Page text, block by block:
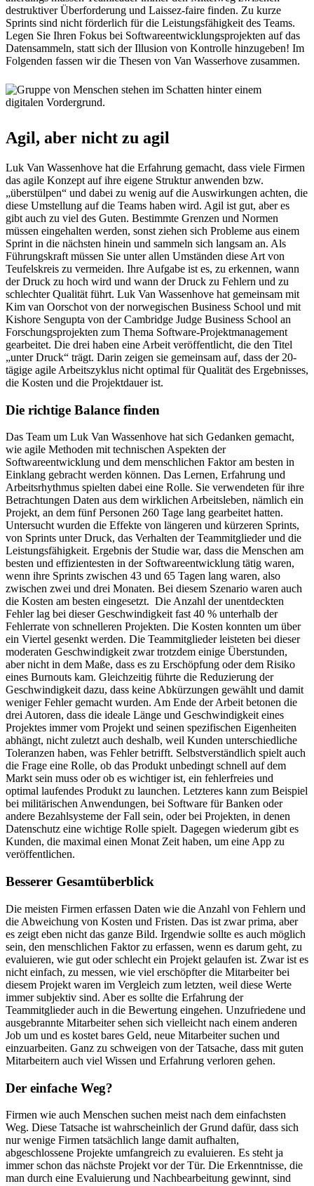
destruktiver Überforderung und Laissez-faire finden. Zu kurze
Sprints sind nicht förderlich für die Leistungsfähigkeit des Teams.
Legen Sie Ihren Fokus bei Softwareentwicklungsprojekten auf das
Datensammeln, statt sich der Illusion von Kontrolle hinzugeben! Im
Folgenden fassen wir die Thesen von Van Wasserhove zusammen.
Agil, aber nicht zu agil
Luk Van Wassenhove hat die Erfahrung gemacht, dass viele Firmen
das agile Konzept auf ihre eigene Struktur anwenden bzw.
„überstülpen“ und dabei zu wenig auf die Auswirkungen achten, die
diese Umstellung auf die Teams haben wird. Agil ist gut, aber es
gibt auch zu viel des Guten. Bestimmte Grenzen und Normen
müssen eingehalten werden, sonst ziehen sich Probleme aus einem
Sprint in die nächsten hinein und sammeln sich langsam an. Als
Führungskraft müssen Sie unter allen Umständen diese Art von
Teufelskreis zu vermeiden. Ihre Aufgabe ist es, zu erkennen, wann
der Druck zu hoch wird und wann der Druck zu Fehlern und zu
schlechter Qualität führt. Luk Van Wassenhove hat gemeinsam mit
Kim van Oorschot von der norwegischen Business School und mit
Kishore Sengupta von der Cambridge Judge Business School an
Forschungsprojekten zum Thema Software-Projektmanagement
gearbeitet. Die drei haben eine Arbeit veröffentlicht, die den Titel
„unter Druck“ trägt. Darin zeigen sie gemeinsam auf, dass der 20-
tägige agile Arbeitszyklus nicht optimal für Qualität des Ergebnisses,
die Kosten und die Projektdauer ist.
Die richtige Balance finden
Das Team um Luk Van Wassenhove hat sich Gedanken gemacht,
wie agile Methoden mit technischen Aspekten der
Softwareentwicklung und dem menschlichen Faktor am besten in
Einklang gebracht werden können. Das Lernen, Erfahrung und
Arbeitsrhythmus spielten dabei eine Rolle. Sie verwendeten für ihre
Betrachtungen Daten aus dem wirklichen Arbeitsleben, nämlich ein
Projekt, an dem fünf Personen 260 Tage lang gearbeitet hatten.
Untersucht wurden die Effekte von längeren und kürzeren Sprints,
von Sprints unter Druck, das Verhalten der Teammitglieder und die
Leistungsfähigkeit. Ergebnis der Studie war, dass die Menschen am
besten und effizientesten in der Softwareentwicklung tätig waren,
wenn ihre Sprints zwischen 43 und 65 Tagen lang waren, also
zwischen zwei und drei Monaten. Bei diesem Szenario waren auch
die Kosten am besten eingesetzt. Die Anzahl der unentdeckten
Fehler lag bei dieser Geschwindigkeit fast 40 % unterhalb der
Fehlerrate von schnelleren Projekten. Die Kosten konnten um über
ein Viertel gesenkt werden. Die Teammitglieder leisteten bei dieser
moderaten Geschwindigkeit zwar trotzdem einige Überstunden,
aber nicht in dem Maße, dass es zu Erschöpfung oder dem Risiko
eines Burnouts kam. Gleichzeitig führte die Reduzierung der
Geschwindigkeit dazu, dass keine Abkürzungen gewählt und damit
weniger Fehler gemacht wurden. Am Ende der Arbeit betonen die
drei Autoren, dass die ideale Länge und Geschwindigkeit eines
Projektes immer vom Projekt und seinen spezifischen Eigenheiten
abhängt, nicht zuletzt auch deshalb, weil Kunden unterschiedliche
Toleranzen haben, was Fehler betrifft. Selbstverständlich spielt auch
die Frage eine Rolle, ob das Produkt unbedingt schnell auf dem
Markt sein muss oder ob es wichtiger ist, ein fehlerfreies und
optimal laufendes Produkt zu launchen. Letzteres kann zum Beispiel
bei militärischen Anwendungen, bei Software für Banken oder
andere Bezahlsysteme der Fall sein, oder bei Projekten, in denen
Datenschutz eine wichtige Rolle spielt. Dagegen wiederum gibt es
Kunden, die maximal einen Monat Zeit haben, um eine App zu
veröffentlichen.
Besserer Gesamtüberblick
Die meisten Firmen erfassen Daten wie die Anzahl von Fehlern und
die Abweichung von Kosten und Fristen. Das ist zwar prima, aber
es zeigt eben nicht das ganze Bild. Irgendwie sollte es auch möglich
sein, den menschlichen Faktor zu erfassen, wenn es darum geht, zu
evaluieren, wie gut oder schlecht ein Projekt gelaufen ist. Zwar ist es
nicht einfach, zu messen, wie viel erschöpfter die Mitarbeiter bei
diesem Projekt waren im Vergleich zum letzten, weil diese Werte
immer subjektiv sind. Aber es sollte die Erfahrung der
Teammitglieder auch in die Bewertung eingehen. Unzufriedene und
ausgebrannte Mitarbeiter sehen sich vielleicht nach einem anderen
Job um und es kostet bares Geld, neue Mitarbeiter suchen und
einzuarbeiten. Ganz zu schweigen von der Tatsache, dass mit guten
Mitarbeitern auch viel Wissen und Erfahrung verloren gehen.
Der einfache Weg?
Firmen wie auch Menschen suchen meist nach dem einfachsten
Weg. Diese Tatsache ist wahrscheinlich der Grund dafür, dass sich
nur wenige Firmen tatsächlich lange damit aufhalten,
abgeschlossene Projekte umfangreich zu evaluieren. Es steht ja
immer schon das nächste Projekt vor der Tür. Die Erkenntnisse, die
man durch eine Evaluierung und Nachbearbeitung gewinnt, sind